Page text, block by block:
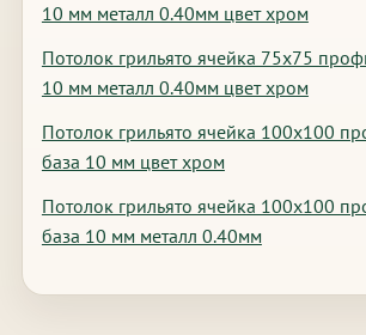
10 мм металл 0.40мм цвет хром
Потолок грильято ячейка 75х75
10 мм металл 0.40мм цвет хром
Потолок грильято ячейка 100х100
база 10 мм цвет хром
Потолок грильято ячейка 100х100
база 10 мм металл 0.40мм